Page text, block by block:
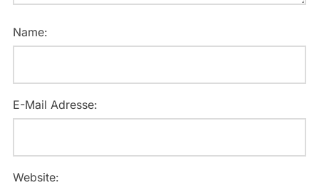
Name:
E-Mail Adresse:
Website: